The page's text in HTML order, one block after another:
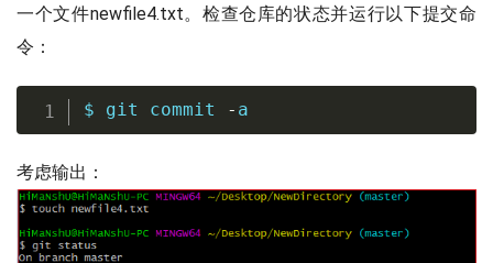
一个文件newfile4.txt。检查仓库的状态并运行以下提交命
令：
$ git commit - a
考虑输出：